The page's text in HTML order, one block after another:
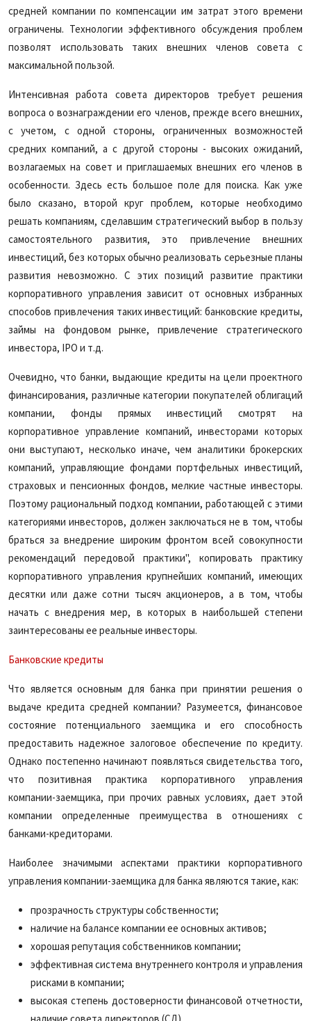
средней компании по компенсации им затрат этого времени
ограничены. Технологии эффективного обсуждения проблем
позволят использовать таких внешних членов совета с
максимальной пользой.
Интенсивная работа совета директоров требует решения
вопроса о вознаграждении его членов, прежде всего внешних,
с учетом, с одной стороны, ограниченных возможностей
средних компаний, а с другой стороны - высоких ожиданий,
возлагаемых на совет и приглашаемых внешних его членов в
особенности. Здесь есть большое поле для поиска. Как уже
было сказано, второй круг проблем, которые необходимо
решать компаниям, сделавшим стратегический выбор в пользу
самостоятельного развития, это привлечение внешних
инвестиций, без которых обычно реализовать серьезные планы
развития невозможно. С этих позиций развитие практики
корпоративного управления зависит от основных избранных
способов привлечения таких инвестиций: банковские кредиты,
займы на фондовом рынке, привлечение стратегического
инвестора, IPO и т.д.
Очевидно, что банки, выдающие кредиты на цели проектного
финансирования, различные категории покупателей облигаций
компании, фонды прямых инвестиций смотрят на
корпоративное управление компаний, инвесторами которых
они выступают, несколько иначе, чем аналитики брокерских
компаний, управляющие фондами портфельных инвестиций,
страховых и пенсионных фондов, мелкие частные инвесторы.
Поэтому рациональный подход компании, работающей с этими
категориями инвесторов, должен заключаться не в том, чтобы
браться за внедрение широким фронтом всей совокупности
рекомендаций передовой практики", копировать практику
корпоративного управления крупнейших компаний, имеющих
десятки или даже сотни тысяч акционеров, а в том, чтобы
начать с внедрения мер, в которых в наибольшей степени
заинтересованы ее реальные инвесторы.
Банковские кредиты
Что является основным для банка при принятии решения о
выдаче кредита средней компании? Разумеется, финансовое
состояние потенциального заемщика и его способность
предоставить надежное залоговое обеспечение по кредиту.
Однако постепенно начинают появляться свидетельства того,
что позитивная практика корпоративного управления
компании-заемщика, при прочих равных условиях, дает этой
компании определенные преимущества в отношениях с
банками-кредиторами.
Наиболее значимыми аспектами практики корпоративного
управления компании-заемщика для банка являются такие, как:
прозрачность структуры собственности;
наличие на балансе компании ее основных активов;
хорошая репутация собственников компании;
эффективная система внутреннего контроля и управления
рисками в компании;
высокая степень достоверности финансовой отчетности,
наличие совета директоров (СД).